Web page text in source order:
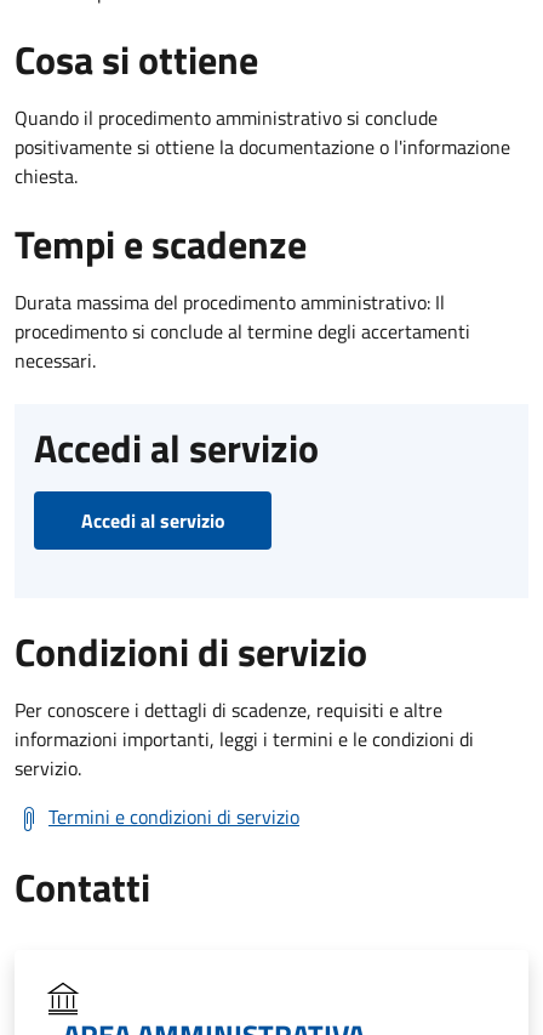
Cosa si ottiene
Quando il procedimento amministrativo si conclude
positivamente si ottiene la documentazione o l'informazione
chiesta.
Tempi e scadenze
Durata massima del procedimento amministrativo: Il
procedimento si conclude al termine degli accertamenti
necessari.
Accedi al servizio
Accedi al servizio
Condizioni di servizio
Per conoscere i dettagli di scadenze, requisiti e altre
informazioni importanti, leggi i termini e le condizioni di
servizio.
Termini e condizioni di servizio
Contatti